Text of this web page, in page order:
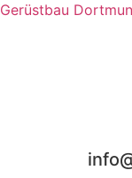
Gerüstbau